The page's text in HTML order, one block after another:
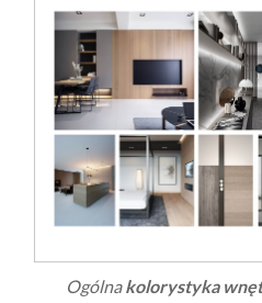
Ogólnakolorystyka